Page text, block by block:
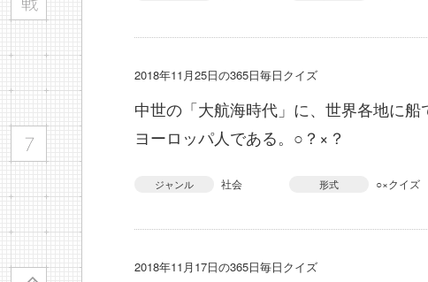
2018年11月25日の365日毎日クイズ
中世の「大航海時代」に、世界各地に船
ヨーロッパ人である。○？×？
ジャンル 社会 形式 ○×クイズ
2018年11月17日の365日毎日クイズ